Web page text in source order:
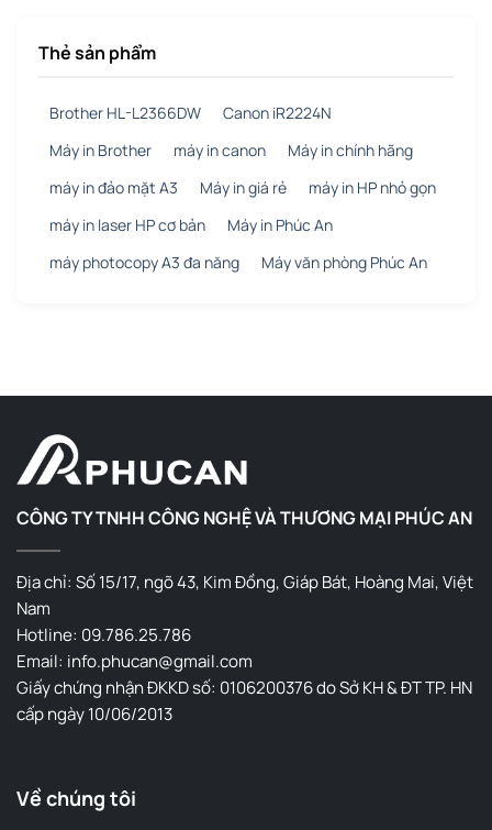
Thẻ sản phẩm
Brother HL-L2366DW
Canon iR2224N
Máy in Brother
máy in canon
Máy in chính hãng
máy in đảo mặt A3
Máy in giá rẻ
máy in HP nhỏ gọn
máy in laser HP cơ bản
Máy in Phúc An
máy photocopy A3 đa năng
Máy văn phòng Phúc An
CÔNG TY TNHH CÔNG NGHỆ VÀ THƯƠNG MẠI PHÚC AN
Địa chỉ: Số 15/17, ngõ 43, Kim Đồng, Giáp Bát, Hoàng Mai, Việt
Nam
Hotline: 09.786.25.786
Email: info.phucan@gmail.com
Giấy chứng nhận ĐKKD số: 0106200376 do Sở KH & ĐT TP. HN
cấp ngày 10/06/2013
Về chúng tôi